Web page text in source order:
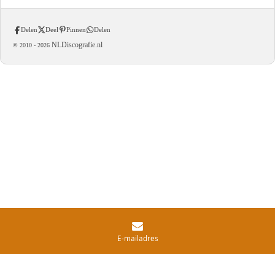
Delen Deel Pinnen Delen
© 2010 - 2026 NLDiscografie.nl
E-mailadres